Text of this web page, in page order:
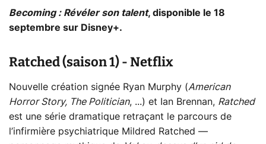
Becoming : Révéler son talent, disponible le 18
septembre sur Disney+.
Ratched (saison 1) - Netflix
Nouvelle création signée Ryan Murphy (American
Horror Story, The Politician, ...) et Ian Brennan, Ratched
est une série dramatique retraçant le parcours de
l’infirmière psychiatrique Mildred Ratched —